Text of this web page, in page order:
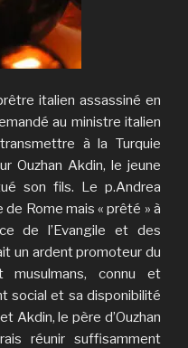
italien assassiné en
au ministre italien
à la Turquie
Ouzhan Akdin, le jeune
son fils. Le p.Andrea
Rome mais « prêté » à
de l’Evangile et des
un ardent promoteur du
musulmans, connu et
social et sa disponibilité
Akdin, le père d’Ouzhan
réunir suffisamment